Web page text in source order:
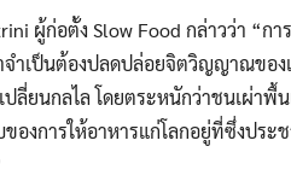
ผู้ก่อตั้ง Slow Food กล่าวว่า “ก
จำเป็นต้องปลดปล่อยจิตวิญญาณของ
เปลี่ยนกลไล โดยตระหนักว่าชนเผ่
องการให้อาหารแก่โลกอยู่ที่ซึ่งปร